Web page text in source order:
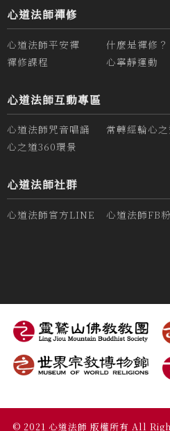
心道法師禪修
心道法師平安禪 什麼是禪修？
禪修課程
心寧靜運動
心道法師互動專區
心道法師咒音唱誦 常轉經輪心之
心之道360環景
心道法師社群
心道法師官方LINE 心道法師FB
© 2021 心道法師 版權所有 All